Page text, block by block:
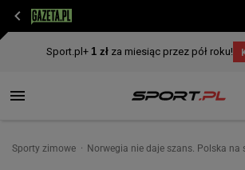
Sporty zimowe Norwegia nie daje szans. Polska